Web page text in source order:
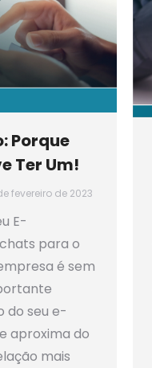
Porque
Ter Um!
fevereiro de 2023
E-
para o
é sem
do seu e-
aproxima do
mais